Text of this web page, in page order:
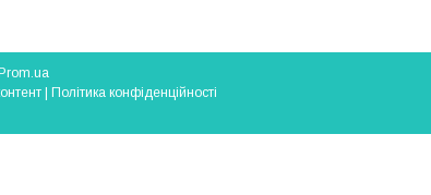
| Політика конфіденційності